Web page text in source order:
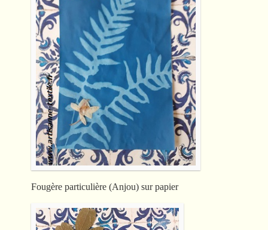
Fougère particulière (Anjou) sur papier